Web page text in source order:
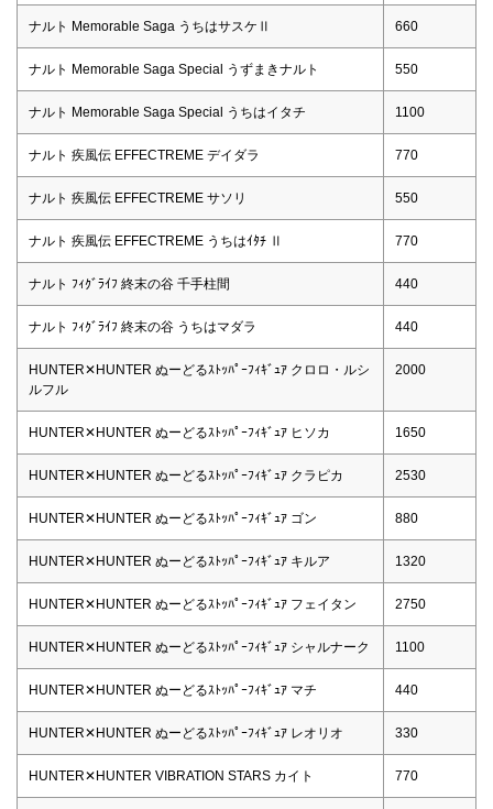
ナルト Memorable Saga うちはサスケⅡ 660
ナルト Memorable Saga Special うずまきナルト 550
ナルト Memorable Saga Special うちはイタチ 1100
ナルト 疾風伝 EFFECTREME デイダラ 770
ナルト 疾風伝 EFFECTREME サソリ 550
ナルト 疾風伝 EFFECTREME うちはｲﾀﾁ Ⅱ 770
ナルト ﾌｨｸﾞﾗｲﾌ 終末の谷 千手柱間 440
ナルト ﾌｨｸﾞﾗｲﾌ 終末の谷 うちはマダラ 440
HUNTER✕HUNTER ぬーどるｽﾄｯﾊﾟｰﾌｨｷﾞｭｱ クロロ・ルシ
ルフル
2000
HUNTER✕HUNTER ぬーどるｽﾄｯﾊﾟｰﾌｨｷﾞｭｱ ヒソカ 1650
HUNTER✕HUNTER ぬーどるｽﾄｯﾊﾟｰﾌｨｷﾞｭｱ クラピカ 2530
HUNTER✕HUNTER ぬーどるｽﾄｯﾊﾟｰﾌｨｷﾞｭｱ ゴン 880
HUNTER✕HUNTER ぬーどるｽﾄｯﾊﾟｰﾌｨｷﾞｭｱ キルア 1320
HUNTER✕HUNTER ぬーどるｽﾄｯﾊﾟｰﾌｨｷﾞｭｱ フェイタン 2750
HUNTER✕HUNTER ぬーどるｽﾄｯﾊﾟｰﾌｨｷﾞｭｱ シャルナーク 1100
HUNTER✕HUNTER ぬーどるｽﾄｯﾊﾟｰﾌｨｷﾞｭｱ マチ 440
HUNTER✕HUNTER ぬーどるｽﾄｯﾊﾟｰﾌｨｷﾞｭｱ レオリオ 330
HUNTER✕HUNTER VIBRATION STARS カイト 770